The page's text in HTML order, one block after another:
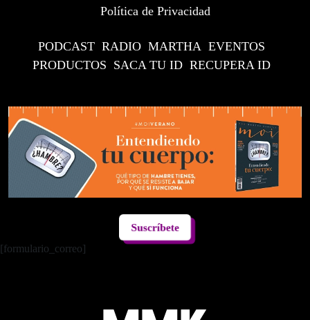
Política de Privacidad
PODCAST RADIO MARTHA EVENTOS
PRODUCTOS SACA TU ID RECUPERA ID
Suscríbete
[formulario_correo]